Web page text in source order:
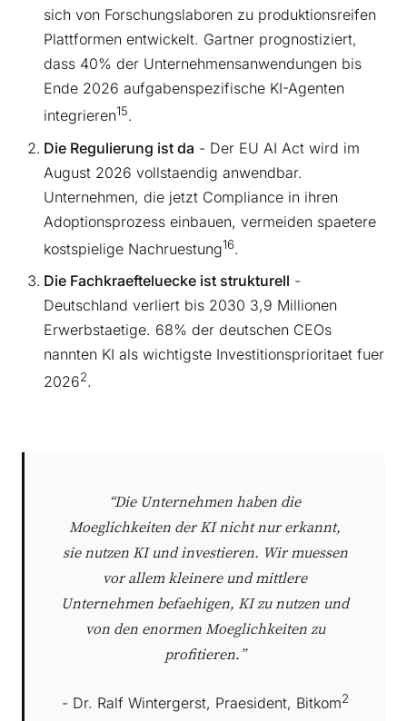
sich von Forschungslaboren zu produktionsreifen
Plattformen entwickelt. Gartner prognostiziert,
dass 40% der Unternehmensanwendungen bis
Ende 2026 aufgabenspezifische KI-Agenten
integrieren15.
Die Regulierung ist da - Der EU AI Act wird im
August 2026 vollstaendig anwendbar.
Unternehmen, die jetzt Compliance in ihren
Adoptionsprozess einbauen, vermeiden spaetere
kostspielige Nachruestung16.
Die Fachkraefteluecke ist strukturell -
Deutschland verliert bis 2030 3,9 Millionen
Erwerbstaetige. 68% der deutschen CEOs
nannten KI als wichtigste Investitionsprioritaet fuer
20262.
“Die Unternehmen haben die
Moeglichkeiten der KI nicht nur erkannt,
sie nutzen KI und investieren. Wir muessen
vor allem kleinere und mittlere
Unternehmen befaehigen, KI zu nutzen und
von den enormen Moeglichkeiten zu
profitieren.”
- Dr. Ralf Wintergerst, Praesident, Bitkom2